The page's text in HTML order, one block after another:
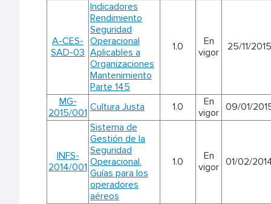
A-CES-
SAD-03
Indicadores
Rendimiento
Seguridad
Operacional
Aplicables a
Organizaciones
Mantenimiento
Parte 145
1.0
En
vigor
25/11/2015
MG-
2015/001 Cultura Justa 1.0
En
vigor 09/01/
INFS-
2014/001
Sistema de
Gestión de la
Seguridad
Operacional.
Guías para los
operadores
aéreos
1.0
En
vigor 01/02/